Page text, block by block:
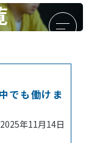
でも働けま
2025年11月14日